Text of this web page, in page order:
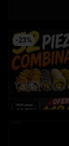
-23%